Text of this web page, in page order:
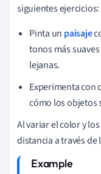
siguientes ejercicios:
Pinta un paisaje
tonos más
lejanas.
Experimenta con
cómo los objetos
Al variar el color y
distancia a través de